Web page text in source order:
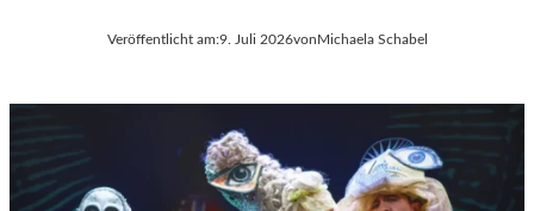
Veröffentlicht am:9. Juli 2026vonMichaela Schabel